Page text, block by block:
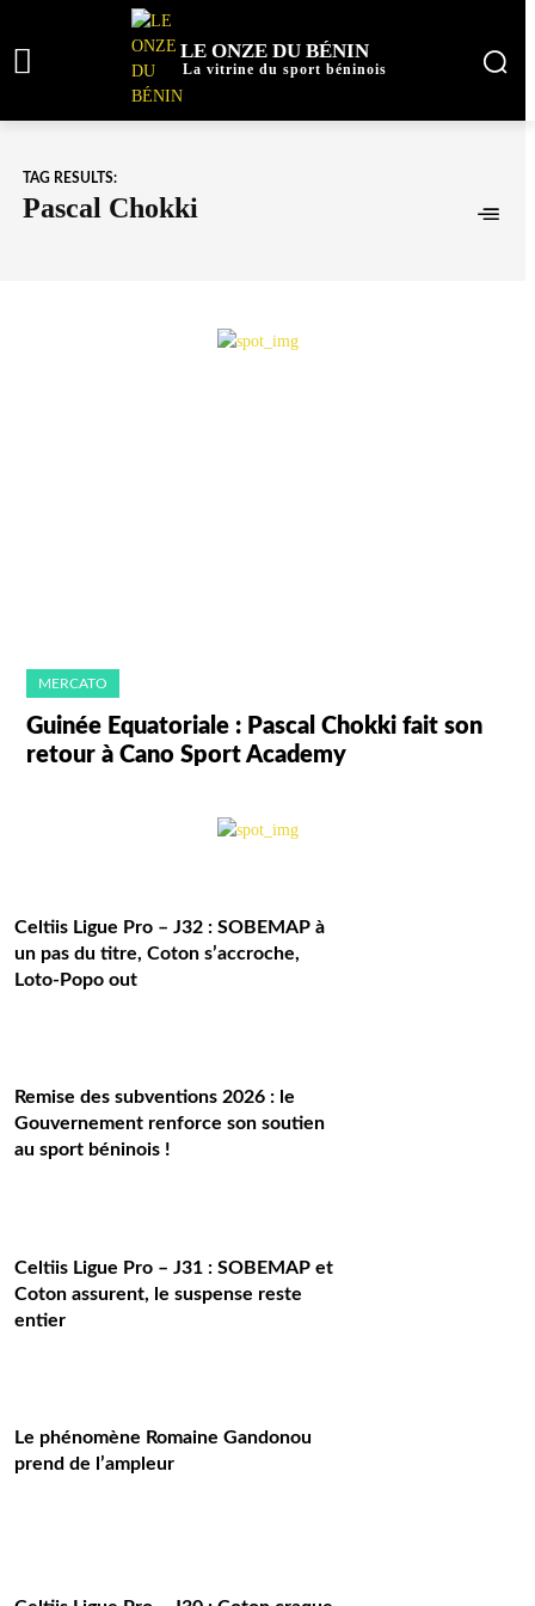
LE ONZE DU BÉNIN
La vitrine du sport béninois
TAG RESULTS:
Pascal Chokki
MERCATO
Guinée Equatoriale : Pascal Chokki fait son
retour à Cano Sport Academy
Celtiis Ligue Pro – J32 : SOBEMAP à
un pas du titre, Coton s’accroche,
Loto-Popo out
Remise des subventions 2026 : le
Gouvernement renforce son soutien
au sport béninois !
Celtiis Ligue Pro – J31 : SOBEMAP et
Coton assurent, le suspense reste
entier
Le phénomène Romaine Gandonou
prend de l’ampleur